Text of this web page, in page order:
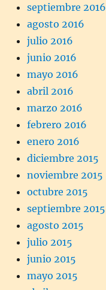
septiembre 2016
agosto 2016
julio 2016
junio 2016
mayo 2016
abril 2016
marzo 2016
febrero 2016
enero 2016
diciembre 2015
noviembre 2015
octubre 2015
septiembre 2015
agosto 2015
julio 2015
junio 2015
mayo 2015